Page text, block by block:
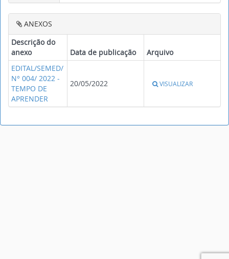
ANEXOS
Descrição do
anexo
Data de publicação
Arquivo
EDITAL/SEMED/
N° 004/ 2022 -
TEMPO DE
APRENDER
20/05/2022 VISUALIZAR